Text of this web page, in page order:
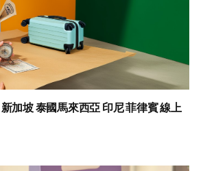
加坡 泰國馬來西亞 印尼 菲律賓 線上